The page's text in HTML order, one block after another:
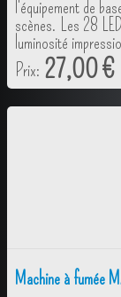
l'équipement de
scènes. Les 28
luminosité
Prix: 27,00 €
Machine à fumée